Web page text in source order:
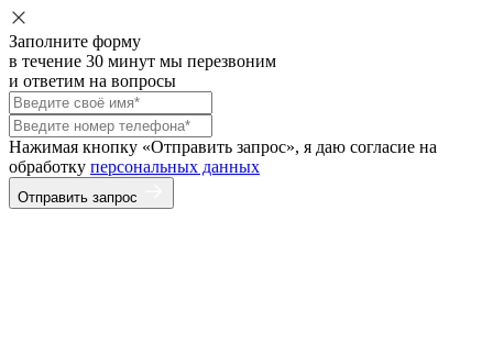
Заполните форму
в течение 30 минут мы перезвоним
и ответим на вопросы
Нажимая кнопку «Отправить запрос», я даю согласие на
обработку персональных данных
Отправить запрос